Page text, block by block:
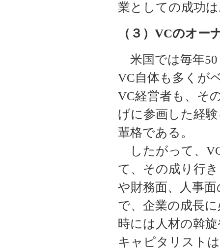
業としての成功
（３）VCのオー
米国では毎年50
VC自体も多くが
VC経営者も、そ
げに参画した経
輩格である。
したがって、
て、その成り行
や財務面、人事
で、企業の成長
時には人材の斡
キャピタリスト